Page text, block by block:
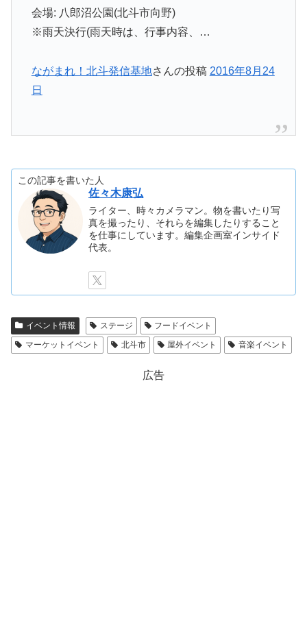
会場: 八郎沼公園(北斗市向野)
※雨天決行(雨天時は、行事内容、…
ながまれ！北斗発信基地さんの投稿 2016年8月24
日
この記事を書いた人
佐々木康弘
ライター、時々カメラマン。物を書いたり写
真を撮ったり、それらを編集したりすること
を仕事にしています。編集企画室インサイド
代表。
イベント情報 ステージ
フードイベント
マーケットイベント
北斗市 屋外イベント 音楽イベント
広告